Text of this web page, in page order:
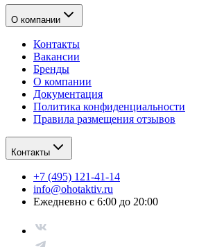
О компании
Контакты
Вакансии
Бренды
О компании
Документация
Политика конфиденциальности
Правила размещения отзывов
Контакты
+7 (495) 121-41-14
info@ohotaktiv.ru
Ежедневно с 6:00 до 20:00